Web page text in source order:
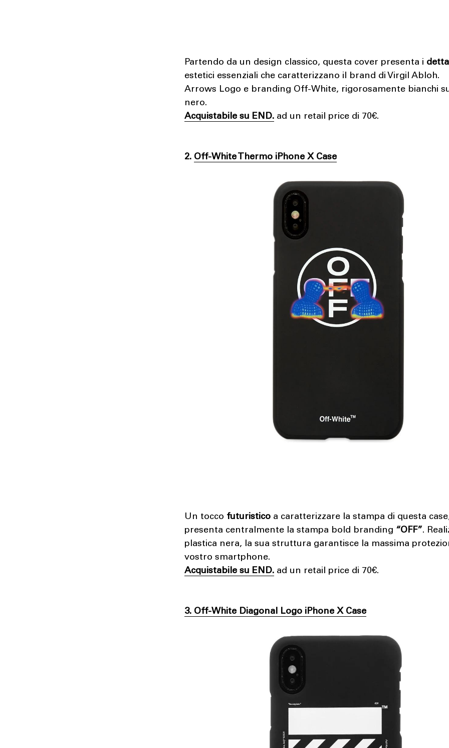
Partendo da un design classico, questa cover presenta i
estetici essenziali che caratterizzano il brand di Virgil Abloh.
Arrows Logo e branding Off-White, rigorosamente bianchi
nero.
Acquistabile su END. ad un retail price di 70€.
2. Off-White Thermo iPhone X Case
Un tocco futuristico a caratterizzare la stampa di questa
presenta centralmente la stampa bold branding “OFF”.
plastica nera, la sua struttura garantisce la massima
vostro smartphone.
Acquistabile su END. ad un retail price di 70€.
3. Off-White Diagonal Logo iPhone X Case